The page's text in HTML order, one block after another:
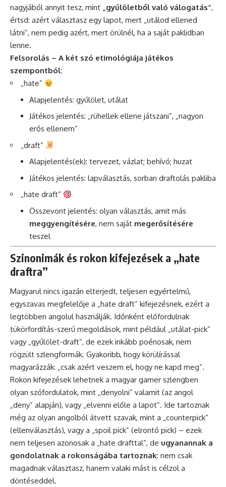
nagyjából annyit tesz, mint „gyűlöletből való válogatás”,
értsd: azért választasz egy lapot, mert „utálod ellened
látni”, nem pedig azért, mert örülnél, ha a saját paklidban
lenne.
Felsorolás – A két szó etimológiája játékos
szempontból:
„hate”
Alapjelentés: gyűlölet, utálat
Játékos jelentés: „rühellek ellene játszani”, „nagyon
erős ellenem”
„draft”
Alapjelentés(ek): tervezet, vázlat; behívó; huzat
Játékos jelentés: lapválasztás, sorban draftolás pakliba
„hate draft”
Összevont jelentés: olyan választás, amit más
meggyengítésére, nem saját megerősítésére
teszel
Szinonimák és rokon kifejezések a „hate
draftra”
Magyarul nincs igazán elterjedt, teljesen egyértelmű,
egyszavas megfelelője a „hate draft” kifejezésnek, ezért a
legtöbben angolul használják. Időnként előfordulnak
tükörfordítás-szerű megoldások, mint például „utálat-pick”
vagy „gyűlölet-draft”, de ezek inkább poénosak, nem
rögzült szlengformák. Gyakoribb, hogy körülírással
magyarázzák: „csak azért veszem el, hogy ne kapd meg”.
Rokon kifejezések lehetnek a magyar gamer szlengben
olyan szófordulatok, mint „denyolni” valamit (az angol
„deny” alapján), vagy „elvenni előle a lapot”. Ide tartoznak
még az olyan angolból átvett szavak, mint a „counterpick”
(ellenválasztás), vagy a „spoil pick” (elrontó pick) – ezek
nem teljesen azonosak a „hate drafttal”, de ugyanannak a
gondolatnak a rokonságába tartoznak: nem csak
magadnak választasz, hanem valaki mást is célzol a
döntéseddel.